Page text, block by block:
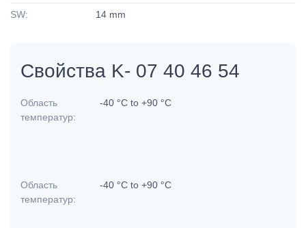
SW: 14 mm
Свойства K- 07 40 46 54
Область
температур:
-40 °C to +90 °C
Область
температур:
-40 °C to +90 °C